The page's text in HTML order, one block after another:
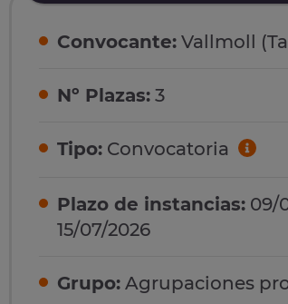
Convocante: Vallmoll
Nº Plazas: 3
Tipo: Convocatoria
Plazo de instancias: 09/
15/07/2026
Grupo: Agrupaciones